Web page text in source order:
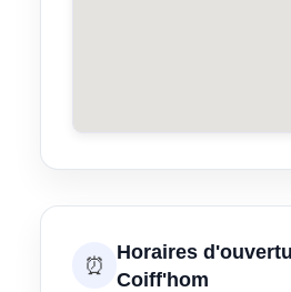
⏰
Horaires
Coiff'hom